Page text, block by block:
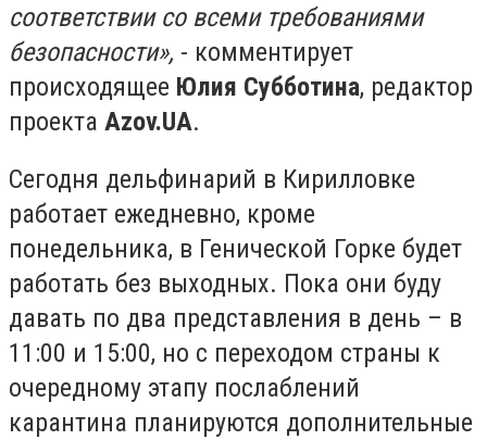
соответствии со всеми требованиями
безопасности», - комментирует
происходящее Юлия Субботина, редактор
проекта Azov.UA.
Сегодня дельфинарий в Кирилловке
работает ежедневно, кроме
понедельника, в Генической Горке будет
работать без выходных. Пока они буду
давать по два представления в день – в
11:00 и 15:00, но с переходом страны к
очередному этапу послаблений
карантина планируются дополнительные